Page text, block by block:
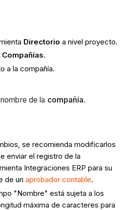
Directorio a nivel proyecto.
Compañías.
a la compañía.
de la compañía.
se recomienda modificarlos
enviar el registro de la
Integraciones ERP para su
de un aprobador contable.
"Nombre" está sujeta a los
máxima de caracteres para